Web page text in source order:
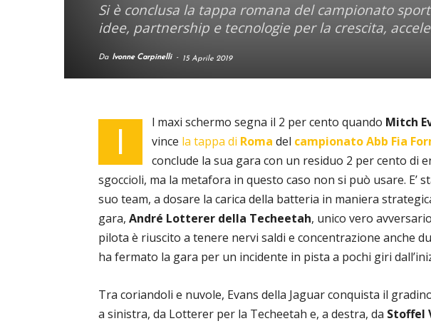
Si è conclusa la tappa romana del campionato
idee, partnership e tecnologie per la crescita,
Da Ivonne Carpinelli - 15 Aprile 2019
I l maxi schermo segna il 2 per cento quando Mitch
vince la tappa di Roma del campionato Abb Fia
conclude la sua gara con un residuo 2 per cento di
sgoccioli, ma la metafora in questo caso non si può usare. E’
suo team, a dosare la carica della batteria in maniera
gara, André Lotterer della Techeetah, unico vero
pilota è riuscito a tenere nervi saldi e concentrazione anche
ha fermato la gara per un incidente in pista a pochi giri
Tra coriandoli e nuvole, Evans della Jaguar conquista il
a sinistra, da Lotterer per la Techeetah e, a destra, da Stoffel